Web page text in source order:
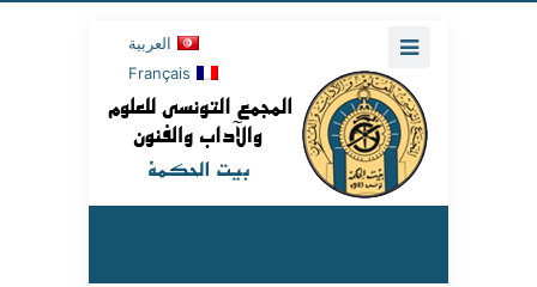
العربية
Français